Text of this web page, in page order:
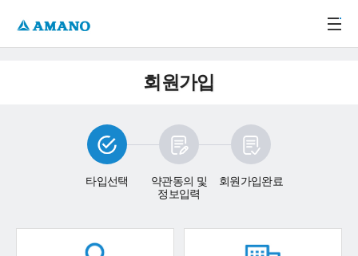
회원가입
타입선택
약관동의 및
정보입력
회원가입완료